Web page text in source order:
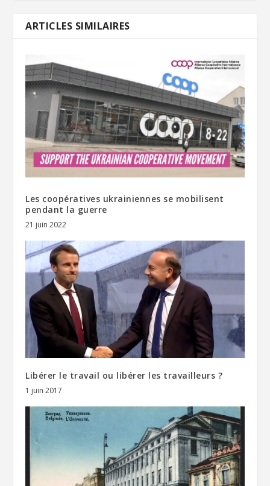
ARTICLES SIMILAIRES
Les coopératives ukrainiennes se mobilisent
pendant la guerre
21 juin 2022
Libérer le travail ou libérer les travailleurs ?
1 juin 2017